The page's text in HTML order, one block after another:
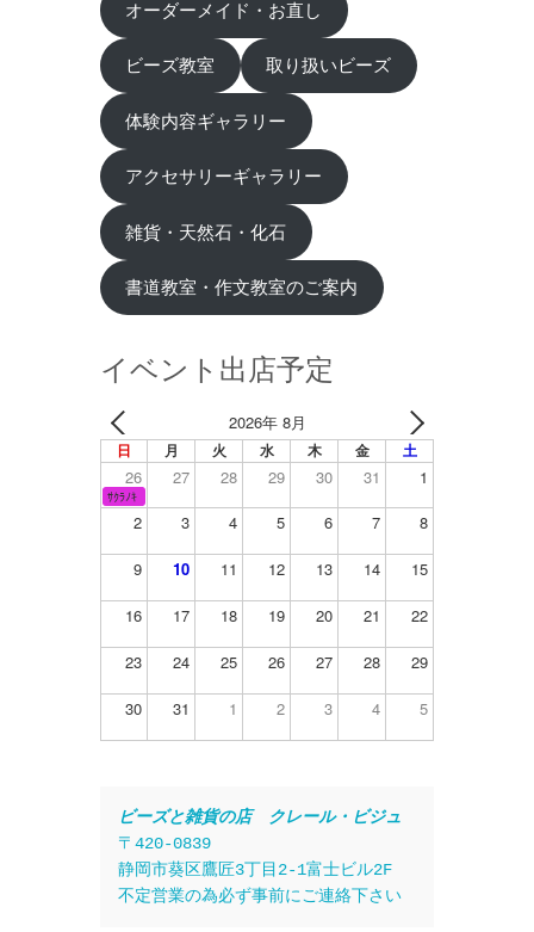
オーダーメイド・お直し
ビーズ教室 取り扱いビーズ
体験内容ギャラリー
アクセサリーギャラリー
雑貨・天然石・化石
書道教室・作文教室のご案内
イベント出店予定
2026年 8月
日 月 火 水 木 金 土
26 27 28 29 30 31 1
ｻｸﾗﾉｷ
2 3 4 5 6 7 8
9 10 11 12 13 14 15
16 17 18 19 20 21 22
23 24 25 26 27 28 29
30 31 1 2 3 4 5
ビーズと雑貨の店　クレール・ビジュ
〒420-0839
静岡市葵区鷹匠3丁目2-1富士ビル2F
不定営業の為必ず事前にご連絡下さい